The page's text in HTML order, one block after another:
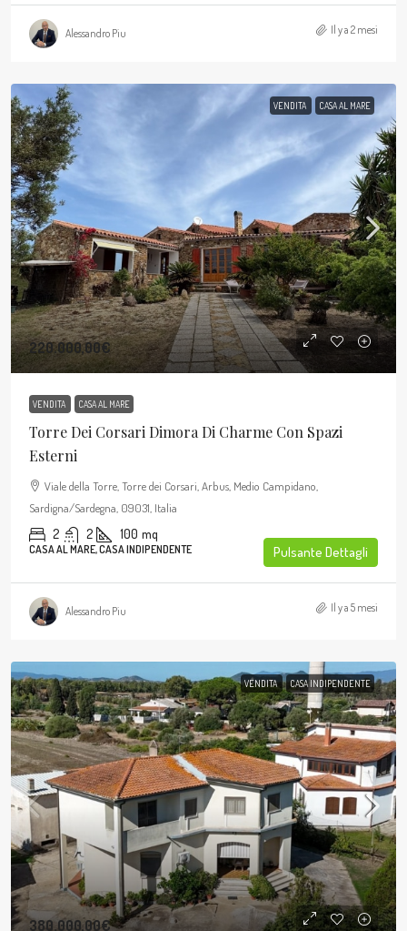
Alessandro Piu Il y a 2 mesi
VENDITA CASA AL MARE
220.000,00€
VENDITA CASA AL MARE
Torre Dei Corsari Dimora Di Charme Con Spazi
Esterni
Viale della Torre, Torre dei Corsari, Arbus, Medio Campidano,
Sardigna/Sardegna, 09031, Italia
2 2 100 mq
CASA AL MARE, CASA INDIPENDENTE Pulsante Dettagli
Alessandro Piu Il y a 5 mesi
VENDITA CASA INDIPENDENTE
380.000,00€